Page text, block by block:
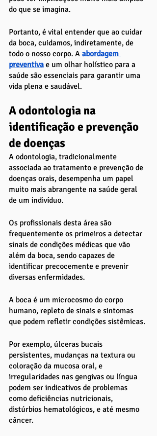
do que se imagina.
Portanto, é vital entender que ao cuidar
da boca, cuidamos, indiretamente, de
todo o nosso corpo. A abordagem
preventiva e um olhar holístico para a
saúde são essenciais para garantir uma
vida plena e saudável.
A odontologia na
identificação e prevenção
de doenças
A odontologia, tradicionalmente
associada ao tratamento e prevenção de
doenças orais, desempenha um papel
muito mais abrangente na saúde geral
de um indivíduo.
Os profissionais desta área são
frequentemente os primeiros a detectar
sinais de condições médicas que vão
além da boca, sendo capazes de
identificar precocemente e prevenir
diversas enfermidades.
A boca é um microcosmo do corpo
humano, repleto de sinais e sintomas
que podem refletir condições sistêmicas.
Por exemplo, úlceras bucais
persistentes, mudanças na textura ou
coloração da mucosa oral, e
irregularidades nas gengivas ou língua
podem ser indicativos de problemas
como deficiências nutricionais,
distúrbios hematológicos, e até mesmo
câncer.